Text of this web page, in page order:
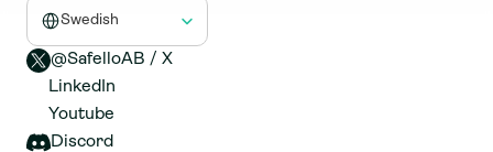
Swedish
@SafelloAB / X
LinkedIn
Youtube
Discord